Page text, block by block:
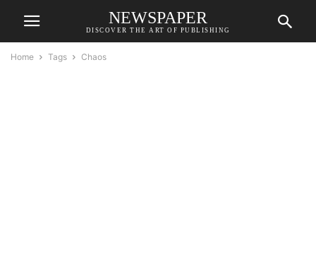
NEWSPAPER
DISCOVER THE ART OF PUBLISHING
Home Tags Chaos